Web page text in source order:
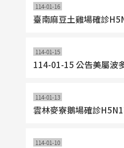
114-01-16
臺南麻豆土雞場確診
114-01-15
114-01-15 公告美屬波
114-01-13
雲林麥寮鵝場確診
114-01-10